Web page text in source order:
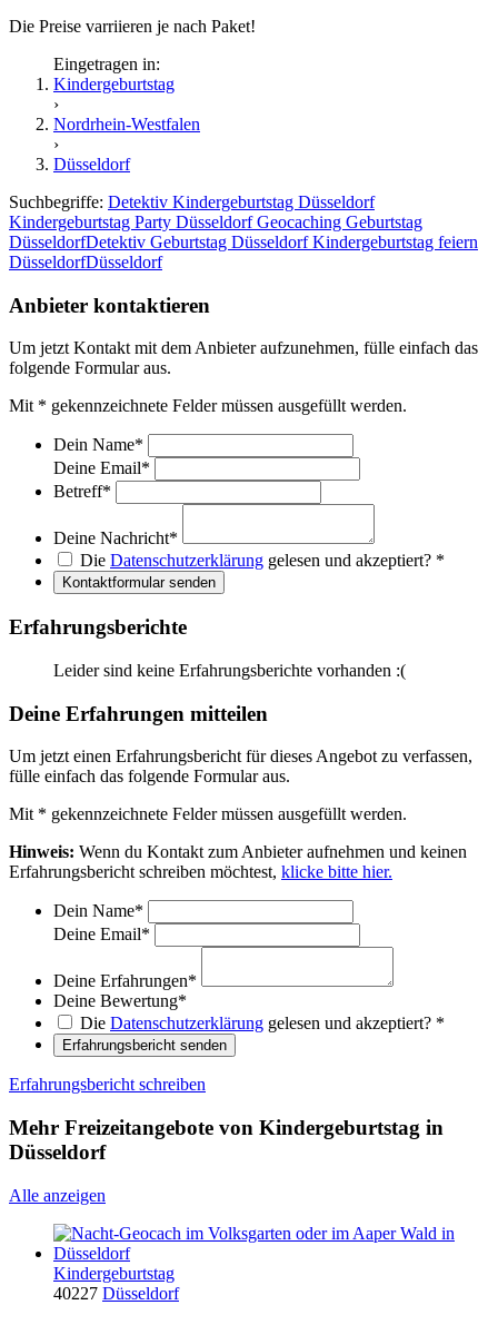
Die Preise varriieren je nach Paket!
Eingetragen in:
Kindergeburtstag
›
Nordrhein-Westfalen
›
Düsseldorf
Suchbegriffe: Detektiv Kindergeburtstag Düsseldorf
Kindergeburtstag Party DüsseldorfGeocaching Geburtstag
DüsseldorfDetektiv Geburtstag DüsseldorfKindergeburtstag feiern
DüsseldorfDüsseldorf
Anbieter kontaktieren
Um jetzt Kontakt mit dem Anbieter aufzunehmen, fülle einfach das
folgende Formular aus.
Mit * gekennzeichnete Felder müssen ausgefüllt werden.
Dein Name*
Deine Email*
Betreff*
Deine Nachricht*
Die Datenschutzerklärung gelesen und akzeptiert? *
Kontaktformular senden
Erfahrungsberichte
Leider sind keine Erfahrungsberichte vorhanden :(
Deine Erfahrungen mitteilen
Um jetzt einen Erfahrungsbericht für dieses Angebot zu verfassen,
fülle einfach das folgende Formular aus.
Mit * gekennzeichnete Felder müssen ausgefüllt werden.
Hinweis: Wenn du Kontakt zum Anbieter aufnehmen und keinen
Erfahrungsbericht schreiben möchtest, klicke bitte hier.
Dein Name*
Deine Email*
Deine Erfahrungen*
Deine Bewertung*
Die Datenschutzerklärung gelesen und akzeptiert? *
Erfahrungsbericht senden
Erfahrungsbericht schreiben
Mehr Freizeitangebote von Kindergeburtstag in
Düsseldorf
Alle anzeigen
Kindergeburtstag
40227 Düsseldorf